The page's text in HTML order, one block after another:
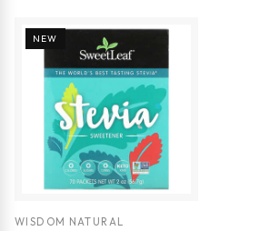
NEW
WISDOM NATURAL